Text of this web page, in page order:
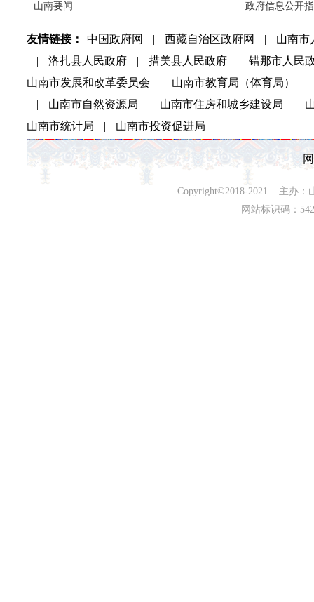
山南要闻 政府信息公开
友情链接： 中国政府网 | 西藏自治区政府网 |
山南市
|
洛扎县人民政府 | 措美县人民政府 |
错那市人民
山南市发展和改革委员会
| 山南市教育局（体育局）
|
|
山南市自然资源局 | 山南市住房和城乡建设局 |
山南市统计局
| 山南市投资促进局
Copyright©2018-2021 主办：
网站标识码：